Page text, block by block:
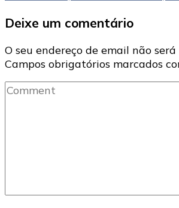
Deixe um comentário
O seu endereço de email não
Campos obrigatórios marcados
Comment